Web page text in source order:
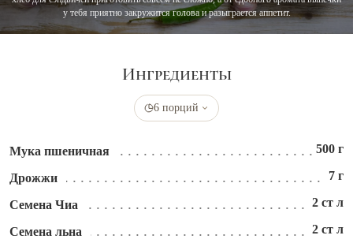
у тебя приятно закружится голова и разыграется аппетит.
Ингредиенты
6 порций
Мука пшеничная 500 г
Дрожжи 7 г
Семена Чиа 2 ст л
Семена льна 2 ст л